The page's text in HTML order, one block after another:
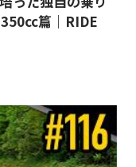
篇｜RIDE